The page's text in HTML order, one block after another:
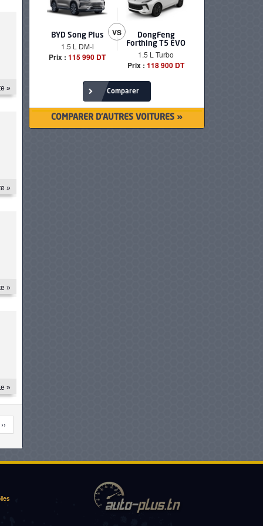
»
»
»
»
119 CH
6.1 L/100 km
Automatique
Prix: 114 980 DT
BYD Song Plus
1.5 L DM-i
Prix : 115 990 DT
VS
DongFeng
Forthing T5 EVO
1.5 L Turbo
Prix : 118 900 DT
Comparer
COMPARER D'AUTRES VOITURES »